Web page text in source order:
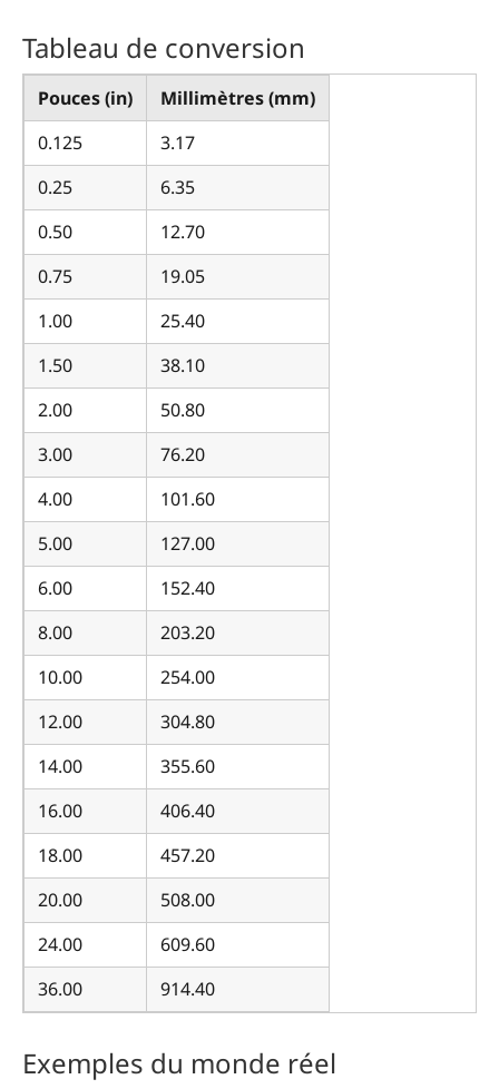
Tableau de conversion
Pouces (in)
Millimètres (mm)
0.125
3.17
0.25
6.35
0.50
12.70
0.75
19.05
1.00
25.40
1.50
38.10
2.00
50.80
3.00
76.20
4.00
101.60
5.00
127.00
6.00
152.40
8.00
203.20
10.00
254.00
12.00
304.80
14.00
355.60
16.00
406.40
18.00
457.20
20.00
508.00
24.00
609.60
36.00
914.40
Exemples du monde réel